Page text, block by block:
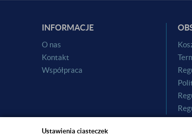
Ustawienia ciasteczek
INFORMACJE
O nas
Kontakt
Współpraca